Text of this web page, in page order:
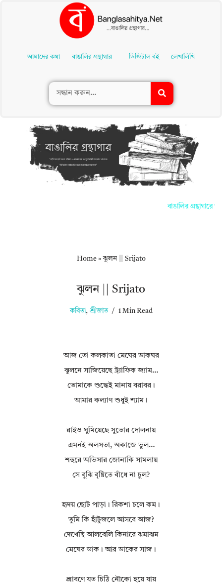
Contentআমাদের কথা বাঙালির গ্রন্থাগার ডিজিটাল বই লেখালিখি
বাঙালির গ্রন্থাগারে
Home»ঝুলন || Srijato
ঝুলন || Srijato
কবিতা, শ্রীজাত 1 Min Read
আজ তো কলকাতা মেঘের ডাকঘর
ঝুলনে সাজিয়েছে ট্র্যাফিক জ্যাম…
তোমাকে শুদ্ধেই মানায় বরাবর।
আমার কল্যাণ শুধুই শ্যাম।
রাইও ঘুমিয়েছে সুতোর দোলনায়
এমনই অলসতা, অকাজে ভুল…
শহুরে অভিসার জোনাকি সামলায়
সে বুঝি বৃষ্টিতে বাঁধে না চুল?
হৃদয় ছোট পাড়া। রিকশা চলে কম।
তুমি কি হাঁটুজলে আসবে আজ?
দেখেছি আলবেলি কিনারে ঝমাঝম
মেঘের ডাক। আর ডাকের সাজ।
শ্রাবণে যত চিঠি নৌকো হয়ে যায়